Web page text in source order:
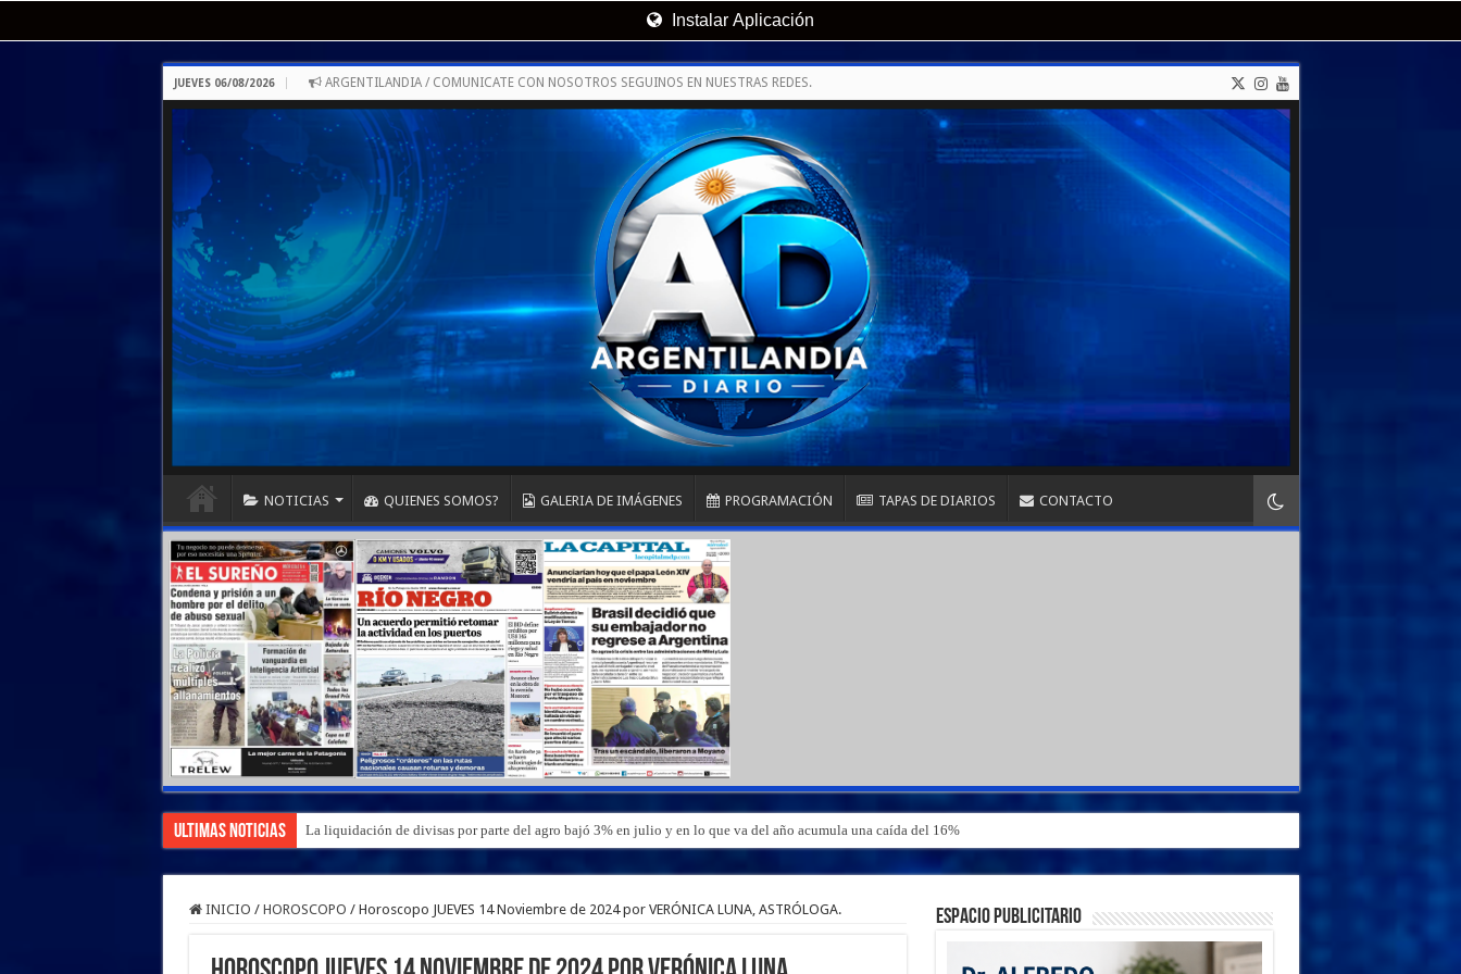
Instalar Aplicación
JUEVES 06/08/2026 ARGENTILANDIA / COMUNICATE CON NOSOTROS SEGUINOS EN NUESTRAS REDES.
NOTICIAS QUIENES SOMOS? GALERIA DE IMÁGENES PROGRAMACIÓN TAPAS DE DIARIOS CONTACTO
Ultimas Noticias La liquidación de divisas por parte del agro bajó 3% en julio y en lo que va del año acumula una caída del 16%
INICIO / HOROSCOPO / Horoscopo JUEVES 14 Noviembre de 2024 por VERÓNICA LUNA, ASTRÓLOGA. ESPACIO PUBLICITARIO